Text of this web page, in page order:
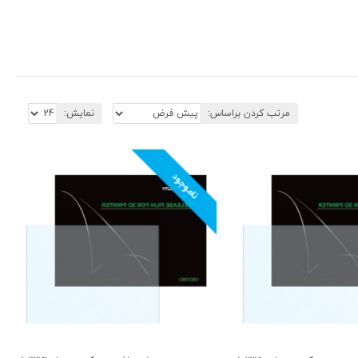
مرتب کردن براساس: نمایش:
ناموجود